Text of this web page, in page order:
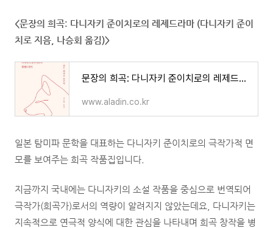
<문장의 희곡: 다니자키 준이치로의 레제드라마 (다니자키 준이
치로 지음, 나승회 옮김)>
문장의 희곡: 다니자키 준이치로의 레제드라마
www.aladin.co.kr
일본 탐미파 문학을 대표하는 다니자키 준이치로의 극작가적 면
모를 보여주는 희곡 작품집입니다.
지금까지 국내에는 다니자키의 소설 작품을 중심으로 번역되어
극작가(희곡가)로서의 역량이 알려지지 않았는데요, 다니자키는
지속적으로 연극적 양식에 대한 관심을 나타내며 희곡 창작을 병